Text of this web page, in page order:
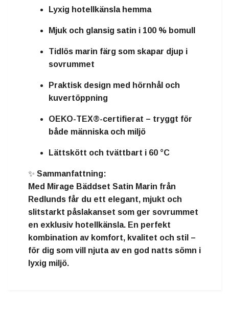
Lyxig hotellkänsla hemma
Mjuk och glansig satin i 100 % bomull
Tidlös marin färg som skapar djup i
sovrummet
Praktisk design med hörnhål och
kuvertöppning
OEKO-TEX®-certifierat – tryggt för
både människa och miljö
Lättskött och tvättbart i 60 °C
✨ Sammanfattning:
Med Mirage Bäddset Satin Marin från
Redlunds får du ett elegant, mjukt och
slitstarkt påslakanset som ger sovrummet
en exklusiv hotellkänsla. En perfekt
kombination av komfort, kvalitet och stil –
för dig som vill njuta av en god natts sömn i
lyxig miljö.